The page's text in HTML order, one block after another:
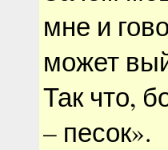
мне и
может
Так что,
– песок».